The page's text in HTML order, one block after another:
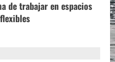
de trabajar en espacios